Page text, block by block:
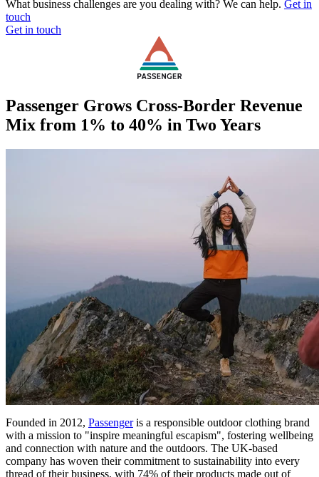
What business challenges are you dealing with? We can help. Get in
touch
Get in touch
Passenger Grows Cross-Border Revenue
Mix from 1% to 40% in Two Years
Founded in 2012, Passengeris a responsible outdoor clothing brand
with a mission to "inspire meaningful escapism", fostering wellbeing
and connection with nature and the outdoors. The UK-based
company has woven their commitment to sustainability into every
thread of their business, with 74% of their products made out of